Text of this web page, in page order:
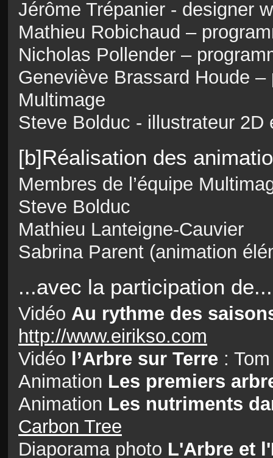
Jérôme Trépanier - designer
Mathieu Robichaud –
Nicholas Pollender –
Geneviève Brassard Houde
Multimage
Steve Bolduc - illustrateur 2D
[b]Réalisation des
Membres de l’équipe
Steve Bolduc
Mathieu Lanteigne-Cauvier
Sabrina Parent (animation
...avec la participation de...
Vidéo Au rythme des
http://www.eirikso.com
Vidéo l’Arbre sur Terre :
Animation Les premiers
Animation Les nutriments
Carbon Tree
Diaporama photo L'Arbre et